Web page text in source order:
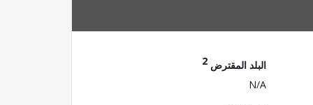
البلد المقترض 2
N/A